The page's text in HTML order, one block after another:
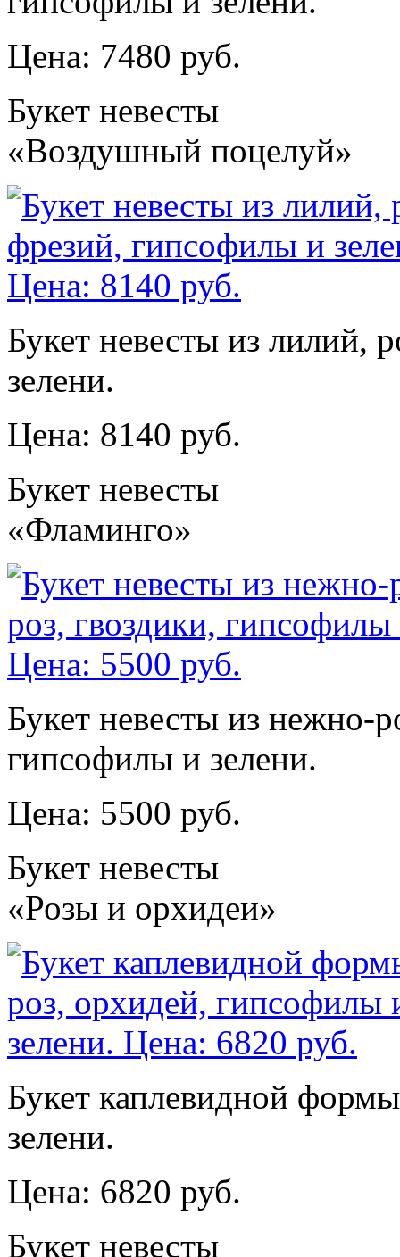
Цена: 7480 руб.
Букет невесты
«Воздушный поцелуй»
Букет невесты из лилий,
зелени.
Цена: 8140 руб.
Букет невесты
«Фламинго»
Букет невесты из нежно-
гипсофилы и зелени.
Цена: 5500 руб.
Букет невесты
«Розы и орхидеи»
Букет каплевидной
зелени.
Цена: 6820 руб.
Букет невесты